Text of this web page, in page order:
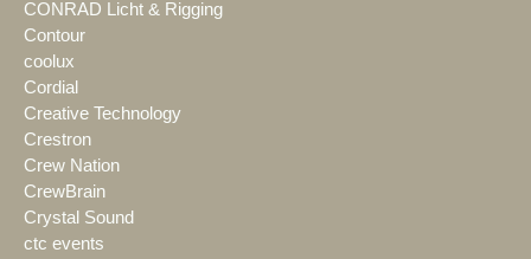
CONRAD Licht & Rigging
Contour
coolux
Cordial
Creative Technology
Crestron
Crew Nation
CrewBrain
Crystal Sound
ctc events